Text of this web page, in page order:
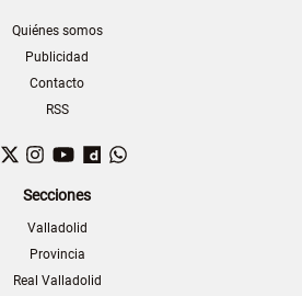
Quiénes somos
Publicidad
Contacto
RSS
Facebook
TwitterInstagram
YouTubeDailymotion
Secciones
Valladolid
Provincia
Real Valladolid